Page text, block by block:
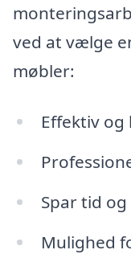
ved at vælge
møbler:
Effektiv
Spar tid
Mulighed